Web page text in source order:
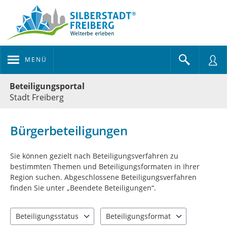
MENÜ
Beteiligungsportal
Stadt Freiberg
Bürgerbeteiligungen
Sie können gezielt nach Beteiligungsverfahren zu
bestimmten Themen und Beteiligungsformaten in Ihrer
Region suchen. Abgeschlossene Beteiligungsverfahren
finden Sie unter „Beendete Beteiligungen“.
Beteiligungsstatus
Beteiligungsformat